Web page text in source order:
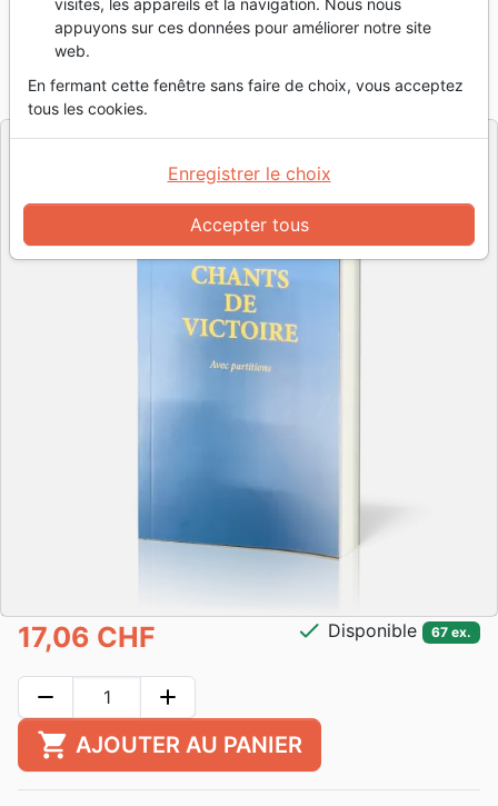
Collectif
Référence CV1005
9782826010050
EditeurChants de Victoire
17,06 CHF check Disponible 67 ex.
remove add
shopping_cart AJOUTER AU PANIER
visites, les appareils et la navigation. Nous nous
appuyons sur ces données pour améliorer notre site
web.
En fermant cette fenêtre sans faire de choix, vous acceptez
tous les cookies.
Accepter tous
Enregistrer le choix